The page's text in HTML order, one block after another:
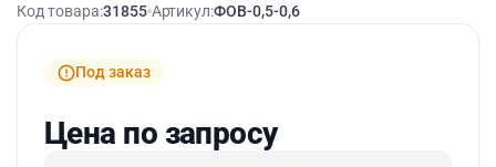
Код товара:31855 Артикул:ФОВ-0,5-0,6
Под заказ
Цена по запросу